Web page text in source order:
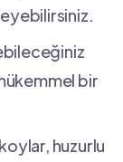
bir
huzurlu